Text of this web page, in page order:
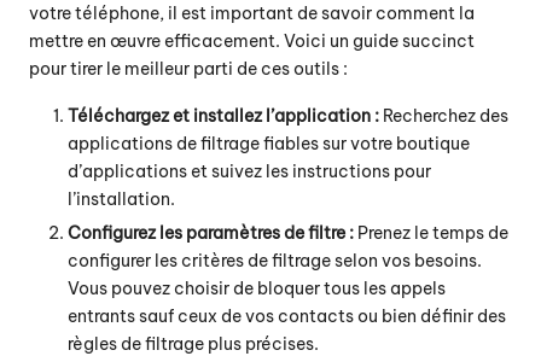
votre téléphone, il est important de savoir comment la
mettre en œuvre efficacement. Voici un guide succinct
pour tirer le meilleur parti de ces outils :
Téléchargez et installez l’application : Recherchez des
applications de filtrage fiables sur votre boutique
d’applications et suivez les instructions pour
l’installation.
Configurez les paramètres de filtre : Prenez le temps de
configurer les critères de filtrage selon vos besoins.
Vous pouvez choisir de bloquer tous les appels
entrants sauf ceux de vos contacts ou bien définir des
règles de filtrage plus précises.